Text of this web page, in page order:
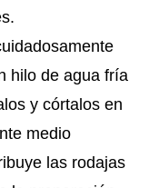
hilo de agua fría
y córtalos en
medio
las rodajas